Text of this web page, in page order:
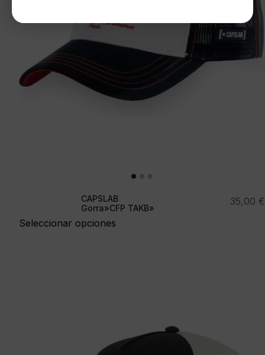
CAPSLAB
Gorra»CFP TAKB»
Seleccionar opciones
35,00 €